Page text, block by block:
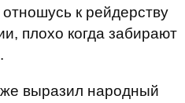
к рейдерству
плохо когда забирают
выразил народный